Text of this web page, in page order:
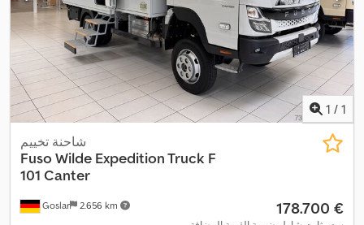
للانغلاق (ABS), نظام منع التشغيل, وسادة هوائية, وصلات المقطورة,
1 / 1
Goslar 2.656 km
شاحنة تخييم
Fuso Wilde Expedition Truck F
101 Canter
‏178.700 €